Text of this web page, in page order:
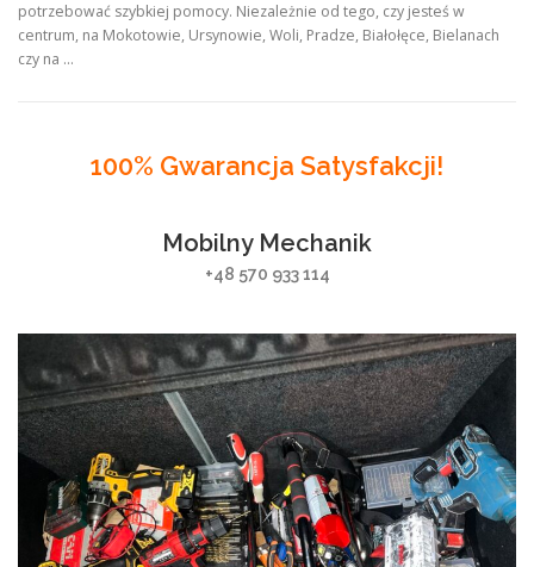
potrzebować szybkiej pomocy. Niezależnie od tego, czy jesteś w
centrum, na Mokotowie, Ursynowie, Woli, Pradze, Białołęce, Bielanach
czy na …
100% Gwarancja Satysfakcji!
Mobilny Mechanik
+48 570 933 114